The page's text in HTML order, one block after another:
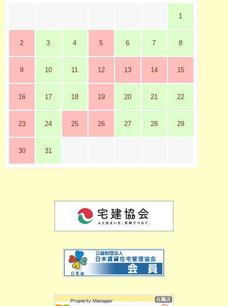
1
2 3 4 5 6 7 8
9 10 11 12 13 14 15
16 17 18 19 20 21 22
23 24 25 26 27 28 29
30 31